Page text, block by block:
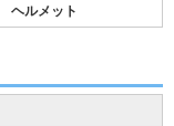
ヘルメット